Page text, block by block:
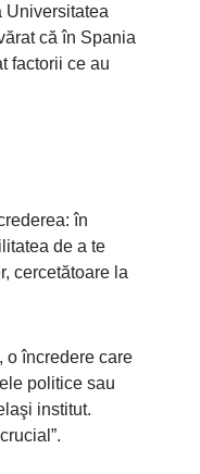
Universitatea
că în Spania
factorii ce au
în
de a te
cercetătoare la
o încredere care
politice sau
institut.